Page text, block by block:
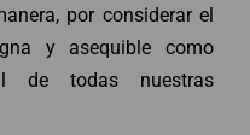
por considerar el
y asequible como
de todas nuestras